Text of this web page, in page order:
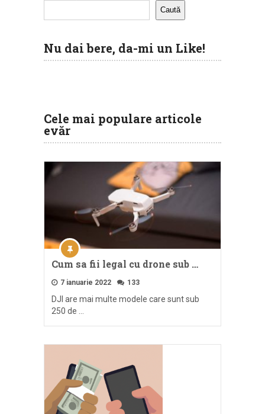
Caută
Nu dai bere, da-mi un Like!
Cele mai populare articole
evăr
Cum sa fii legal cu drone sub …
7 ianuarie 2022 133
DJI are mai multe modele care sunt sub
250 de …